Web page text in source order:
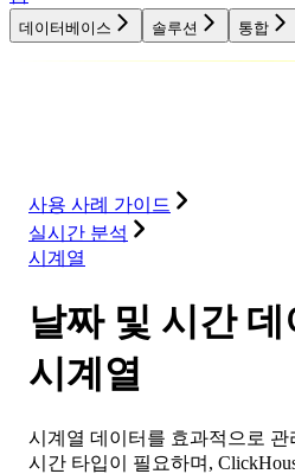
데이터베이스 솔루션 통합
사용 사례 가이드
실시간 분석
시계열
날짜 및 시간
시계열
시계열 데이터를 효과적으로
시간 타입이 필요하며,